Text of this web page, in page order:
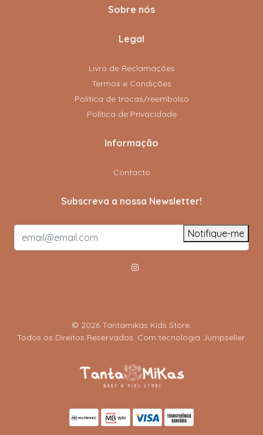
Sobre nós
Legal
Livro de Reclamações
Termos e Condições
Politica de trocas/reembolso
Política de Privacidade
Informação
Contacto
Subscreva a nossa Newsletter!
Notifique-me
© 2026 Tantamikas Kids Store.
Todos os Direitos Reservados. Com tecnologia Jumpseller.